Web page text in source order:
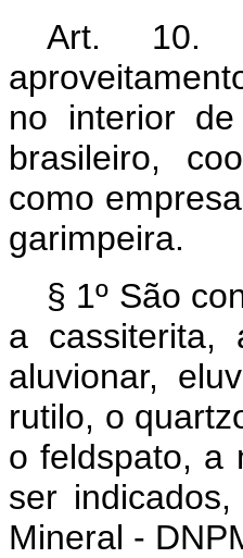
Art. 10.
no interior
brasileiro,
como
garimpeira.
§ 1º São
a cassiterita,
aluvionar,
rutilo, o
o feldspato, a
ser
Mineral -